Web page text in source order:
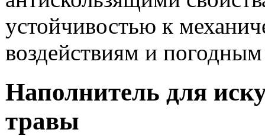
устойчивостью к
воздействиям и
Наполнитель для
травы